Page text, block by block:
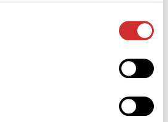
PÄÄTTÄJÄISET –